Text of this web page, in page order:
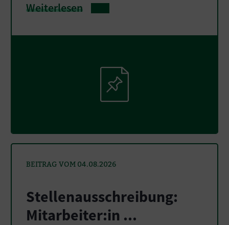
Weiterlesen
BEITRAG VOM 04.08.2026
Stellenausschreibung:
Mitarbeiter:in ...